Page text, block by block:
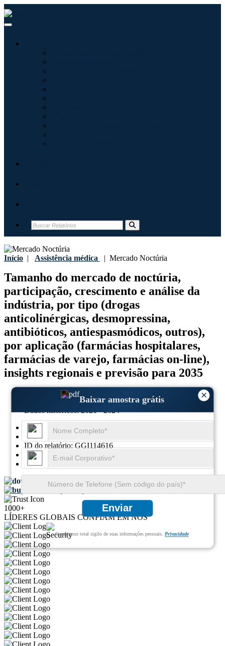
Início | Assistência médica | Mercado Noctúria
Tamanho do mercado de noctúria,
participação, crescimento e análise da
indústria, por tipo (drogas
anticolinérgicas, desmopressina,
antibióticos, antiespasmódicos, outros),
por aplicação (farmácias hospitalares,
farmácias de varejo, farmácias on-line),
insights regionais e previsão para 2035
Última atualização:
2025
Dados históricos:2021 - 2024
Região:
Global
Formato:
ID do relatório:GGI114616
SKU ID:20718522
Páginas:
Baixar amostra grátis
1000+
LÍDERES GLOBAIS CONFIAM EM NÓS
×
Baixar amostra grátis
Enviar
Garantimos total sigilo de suas informações pessoais. Privacidade